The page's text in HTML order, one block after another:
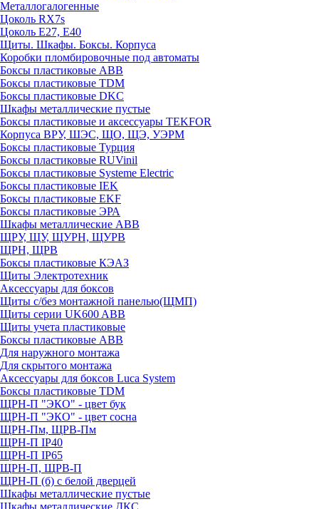
Металлогалогенные
Цоколь RX7s
Цоколь Е27, E40
Щиты. Шкафы. Боксы. Корпуса
Коробки пломбировочные под автоматы
Боксы пластиковые ABB
Боксы пластиковые TDM
Боксы пластиковые DKC
Шкафы металлические пустые
Боксы пластиковые и аксессуары TEKFOR
Корпуса ВРУ, ШЭС, ЩО, ЩЭ, УЭРМ
Боксы пластиковые Турция
Боксы пластиковые RUVinil
Боксы пластиковые Systeme Electric
Боксы пластиковые IEK
Боксы пластиковые EKF
Боксы пластиковые ЭРА
Шкафы металлические ABB
ЩРУ, ЩУ, ЩУРН, ЩУРВ
ЩРН, ЩРВ
Боксы пластиковые КЭАЗ
Щиты Электротехник
Аксессуары для боксов
Щиты с/без монтажной панелью(ЩМП)
Щиты серии UK600 ABB
Щиты учета пластиковые
Боксы пластиковые ABB
Для наружного монтажа
Для скрытого монтажа
Аксессуары для боксов Luca System
Боксы пластиковые TDM
ЩРН-П "ЭКО" - цвет бук
ЩРН-П "ЭКО" - цвет сосна
ЩРН-Пм, ЩРВ-Пм
ЩРН-П IP40
ЩРН-П IP65
ЩРН-П, ЩРВ-П
ЩРН-П (б) с белой дверцей
Шкафы металлические пустые
Шкафы металлические ДКС